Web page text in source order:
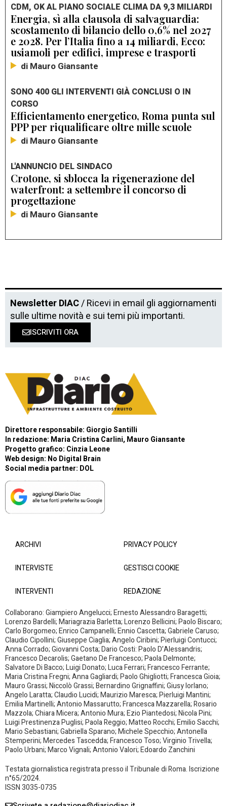
CDM, OK AL PIANO SOCIALE CLIMA DA 9,3 MILIARDI
Energia, sì alla clausola di salvaguardia:
scostamento di bilancio dello 0,6% nel 2027
e 2028. Per l’Italia fino a 14 miliardi, Ecco:
usiamoli per edifici, imprese e trasporti
di Mauro Giansante
SONO 400 GLI INTERVENTI GIÀ CONCLUSI O IN
CORSO
Efficientamento energetico, Roma punta sul
PPP per riqualificare oltre mille scuole
di Mauro Giansante
L'ANNUNCIO DEL SINDACO
Crotone, si sblocca la rigenerazione del
waterfront: a settembre il concorso di
progettazione
di Mauro Giansante
Newsletter DIAC/ Ricevi in email gli aggiornamenti
sulle ultime novità e sui temi più importanti.
ISCRIVITI ORA
Direttore responsabile: Giorgio Santilli
In redazione: Maria Cristina Carlini, Mauro Giansante
Progetto grafico: Cinzia Leone
Web design: No Digital Brain
Social media partner: DOL
ARCHIVI
INTERVISTE
INTERVENTI
PRIVACY POLICY
GESTISCI COOKIE
REDAZIONE
Collaborano: Giampiero Angelucci; Ernesto Alessandro Baragetti;
Lorenzo Bardelli; Mariagrazia Barletta; Lorenzo Bellicini; Paolo Biscaro;
Carlo Borgomeo; Enrico Campanelli; Ennio Cascetta; Gabriele Caruso;
Claudio Cipollini; Giuseppe Ciaglia; Angelo Ciribini; Pierluigi Contucci;
Anna Corrado; Giovanni Costa; Dario Costi: Paolo D’Alessandris;
Francesco Decarolis; Gaetano De Francesco; Paola Delmonte;
Salvatore Di Bacco; Luigi Donato; Luca Ferrari; Francesco Ferrante;
Maria Cristina Fregni; Anna Gagliardi; Paolo Ghigliotti; Francesca Gioia;
Mauro Grassi; Niccolò Grassi; Bernardino Grignaffini; Giusy Iorlano;
Angelo Laratta; Claudio Lucidi; Maurizio Maresca; Pierluigi Mantini;
Emilia Martinelli; Antonio Massarutto; Francesca Mazzarella; Rosario
Mazzola; Chiara Micera; Antonio Mura; Ezio Piantedosi; Nicola Pini;
Luigi Prestinenza Puglisi; Paola Reggio; Matteo Rocchi; Emilio Sacchi;
Mario Sebastiani; Gabriella Sparano; Michele Specchio; Antonella
Stemperini; Mercedes Tascedda; Francesco Toso; Virginio Trivella;
Paolo Urbani; Marco Vignali; Antonio Valori; Edoardo Zanchini
Testata giornalistica registrata presso il Tribunale di Roma. Iscrizione
n°65/2024.
ISSN 3035-0735